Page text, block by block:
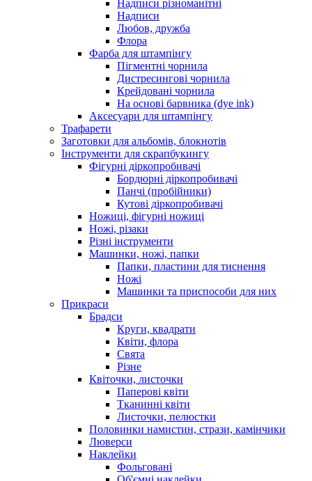
Надписи різноманітні
Надписи
Любов, дружба
Флора
Фарба для штампінгу
Пігментні чорнила
Дистресингові чорнила
Крейдовані чорнила
На основі барвника (dye ink)
Аксесуари для штампінгу
Трафарети
Заготовки для альбомів, блокнотів
Інструменти для скрапбукингу
Фігурні діркопробивачі
Бордюрні діркопробивачі
Панчі (пробійники)
Кутові діркопробивачі
Ножиці, фігурні ножиці
Ножі, різаки
Різні інструменти
Машинки, ножі, папки
Папки, пластини для тиснення
Ножі
Машинки та приспособи для них
Прикраси
Брадси
Круги, квадрати
Квіти, флора
Свята
Різне
Квіточки, листочки
Паперові квіти
Тканинні квіти
Листочки, пелюстки
Половинки намистин, стрази, камінчики
Люверси
Наклейки
Фольговані